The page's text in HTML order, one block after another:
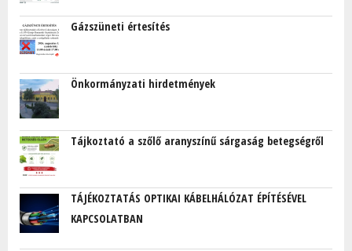
Gázszüneti értesítés
Önkormányzati hirdetmények
Tájkoztató a szőlő aranyszínű sárgaság betegségről
TÁJÉKOZTATÁS OPTIKAI KÁBELHÁLÓZAT ÉPÍTÉSÉVEL
KAPCSOLATBAN